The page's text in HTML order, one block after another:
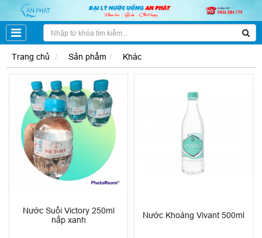
Trang chủ Sản phẩm Khác
Nước Suối Victory 250ml
nắp xanh
Nước Khoáng Vivant 500ml